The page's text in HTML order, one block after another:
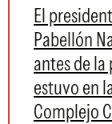
El
Pabellón
antes de
estuvo en
Complejo